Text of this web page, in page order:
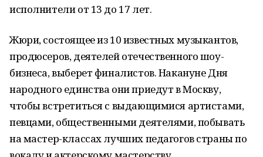
исполнители от 13 до 17 лет.
Жюри, состоящее из 10 известных музыкантов,
продюсеров, деятелей отечественного шоу-
бизнеса, выберет финалистов. Накануне Дня
народного единства они приедут в Москву,
чтобы встретиться с выдающимися артистами,
певцами, общественными деятелями, побывать
на мастер-классах лучших педагогов страны по